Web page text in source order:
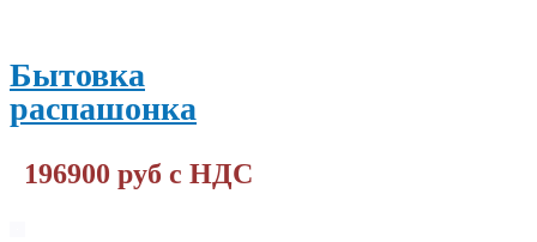
Бытовка
распашонка
196900 руб с НДС